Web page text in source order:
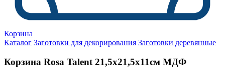
Корзина
Каталог Заготовки для декорирования Заготовки деревянные
Корзина Rosa Talent 21,5х21,5х11см МДФ